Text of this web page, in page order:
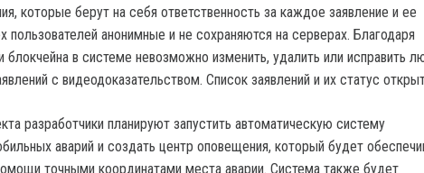
которые берут на себя ответственность за каждое заявление и ее
пользователей анонимные и не сохраняются на серверах. Благодаря
блокчейна в системе невозможно изменить, удалить или исправить
с видеодоказательством. Список заявлений и их статус
разработчики планируют запустить автоматическую систему
аварий и создать центр оповещения, который будет
точными координатами места аварии. Система также будет